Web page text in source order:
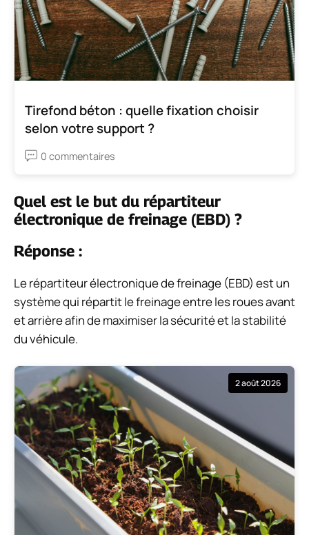
Tirefond béton : quelle fixation choisir
selon votre support ?
0 commentaires
Quel est le but du répartiteur
électronique de freinage (EBD) ?
Réponse :
Le répartiteur électronique de freinage (EBD) est un
système qui répartit le freinage entre les roues avant
et arrière afin de maximiser la sécurité et la stabilité
du véhicule.
2 août 2026